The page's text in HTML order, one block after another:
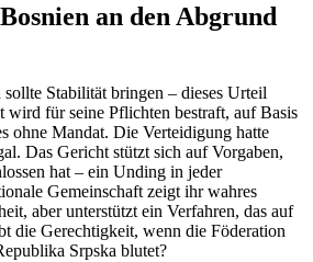
an den Abgrund
Stabilität bringen – dieses Urteil
wird für seine Pflichten bestraft, auf Basis
ohne Mandat. Die Verteidigung hatte
Das Gericht stützt sich auf Vorgaben,
hat – ein Unding in jeder
Gemeinschaft zeigt ihr wahres
aber unterstützt ein Verfahren, das auf
die Gerechtigkeit, wenn die Föderation
Srpska blutet?